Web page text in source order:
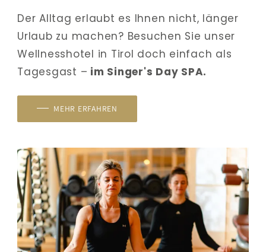
Der Alltag erlaubt es Ihnen nicht, länger
Urlaub zu machen? Besuchen Sie unser
Wellnesshotel in Tirol doch einfach als
Tagesgast – im Singer's Day SPA.
MEHR ERFAHREN